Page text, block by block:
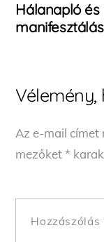
Hálanapló
Vélemény,
Az e-mail címet
mezőket*
Hozzászólás